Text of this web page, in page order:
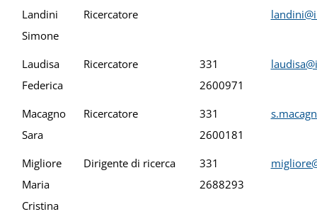
Landini
Simone
Ricercatore
Laudisa
Federica
Ricercatore
331
2600971
Macagno
Sara
Ricercatore
331
2600181
Migliore
Maria
Cristina
Dirigente di ricerca
331
2688293